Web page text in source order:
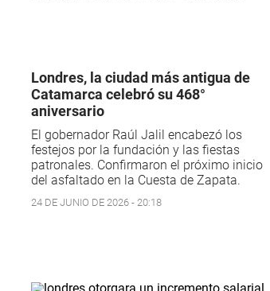
Londres, la ciudad más antigua de
Catamarca celebró su 468°
aniversario
El gobernador Raúl Jalil encabezó los
festejos por la fundación y las fiestas
patronales. Confirmaron el próximo inicio
del asfaltado en la Cuesta de Zapata.
24 DE JUNIO DE 2026 - 20:18